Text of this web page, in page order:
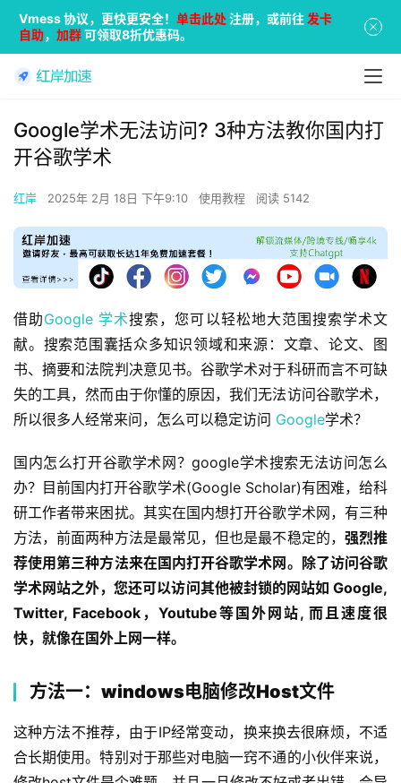
Google学术无法访问? 3种方法教你国内打
开谷歌学术
红岸 2025年 2月 18日 下午9:10 使用教程 阅读 5142
借助Google 学术搜索，您可以轻松地大范围搜索学术文
献。搜索范围囊括众多知识领域和来源：文章、论文、图
书、摘要和法院判决意见书。谷歌学术对于科研而言不可缺
失的工具，然而由于你懂的原因，我们无法访问谷歌学术，
所以很多人经常来问，怎么可以稳定访问 Google学术？
国内怎么打开谷歌学术网？google学术搜索无法访问怎么
办？目前国内打开谷歌学术(Google Scholar)有困难，给科
研工作者带来困扰。其实在国内想打开谷歌学术网，有三种
方法，前面两种方法是最常见，但也是最不稳定的， 强烈推
荐使用第三种方法来在国内打开谷歌学术网。除了访问谷歌
学术网站之外，您还可以访问其他被封锁的网站如 Google,
Twitter, Facebook，Youtube等国外网站, 而且速度很
快，就像在国外上网一样。
方法一：windows电脑修改Host文件
这种方法不推荐，由于IP经常变动，换来换去很麻烦，不适
合长期使用。特别对于那些对电脑一窍不通的小伙伴来说，
Vmess 协议，更快更安全！ 单击此处注册，或前往 发卡
自助， 加群可领取8折优惠码。